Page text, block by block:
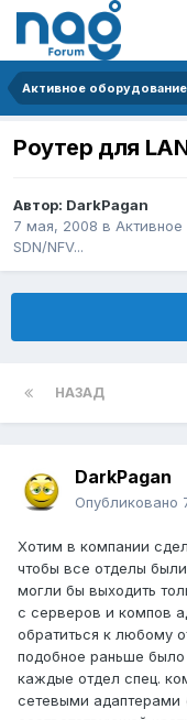
Роутер для
Автор: DarkPagan
7 мая, 2008 в Активное
SDN/NFV...
НАЗАД
DarkPagan
Опубликовано
Хотим в компании
чтобы все отделы
могли бы выходить
с серверов и компов
обратиться к любому
подобное раньше
каждые отдел спец.
сетевыми адаптерами